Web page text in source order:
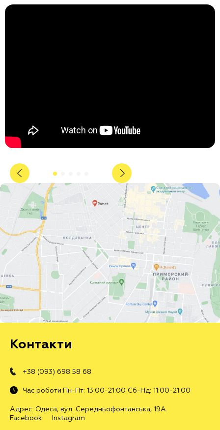
Контакти
+38 (093) 698 58 68
Час роботи:Пн-Пт: 13:00-21:00 Сб-Нд: 11:00-21:00
Адрес: Одеса, вул. Середньофонтанська, 19А
Facebook
Instagram